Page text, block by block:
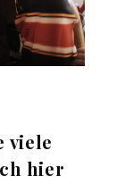
viele
hier